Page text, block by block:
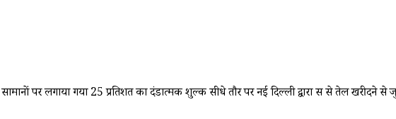
पर लगाया गया 25 प्रतिशत का दंडात्मक शुल्क सीधे तौर पर नई दिल्ली द्वारा रूस से तेल